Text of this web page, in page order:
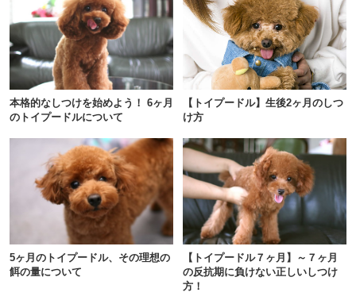
本格的なしつけを始めよう！ 6ヶ月
のトイプードルについて
【トイプードル】生後2ヶ月のしつ
け方
5ヶ月のトイプードル、その理想の
餌の量について
【トイプードル７ヶ月】～７ヶ月
の反抗期に負けない正しいしつけ
方！
pecodogs
いぬ部をフォロー
pecocats
ねこ部をフォロー
PECOアプリをダウンロード済みの方
アプリで開く